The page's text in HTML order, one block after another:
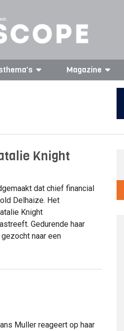
Magazine
Knight
dat chief financial
Delhaize. Het
Knight
Gedurende haar
naar een
Muller reageert op haar